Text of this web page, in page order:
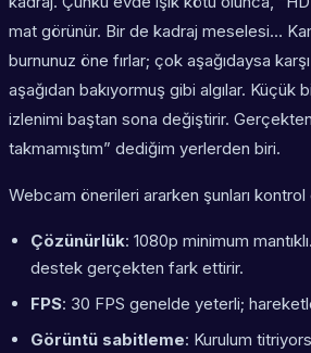
mat görünür. Bir de kadraj meselesi…
burnunuz öne fırlar; çok aşağıdaysa
aşağıdan bakıyormuş gibi algılar. Küçük
izlenimi baştan sona değiştirir.
takmamıştım” dediğim yerlerden biri.
Webcam önerileri ararken şunları kontrol
Çözünürlük: 1080p minimum
destek gerçekten fark ettirir.
FPS: 30 FPS genelde yeterli;
Görüntü sabitleme: Kurulum